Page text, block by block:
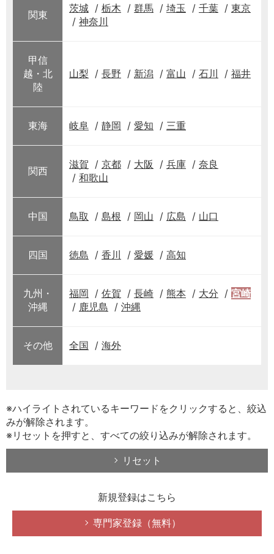
関東
茨城 栃木 群馬 埼玉 千葉
東京
神奈川
甲信
越・北
陸
山梨 長野 新潟 富山 石川 福井
東海 岐阜 静岡 愛知 三重
関西
滋賀 京都 大阪 兵庫
奈良
和歌山
中国 鳥取 島根 岡山 広島 山口
四国 徳島 香川 愛媛 高知
九州・
沖縄
福岡 佐賀 長崎 熊本 大分
宮崎
鹿児島
沖縄
その他 全国 海外
※ハイライトされているキーワードをクリックすると、絞込
みが解除されます。
※リセットを押すと、すべての絞り込みが解除されます。
リセット
新規登録はこちら
専門家登録（無料）